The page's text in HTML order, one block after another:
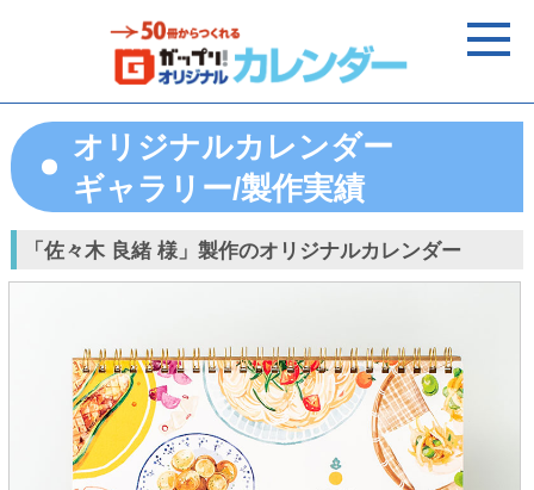
オリジナルカレンダー
ギャラリー/製作実績
「佐々木 良緒 様」製作のオリジナルカレンダー